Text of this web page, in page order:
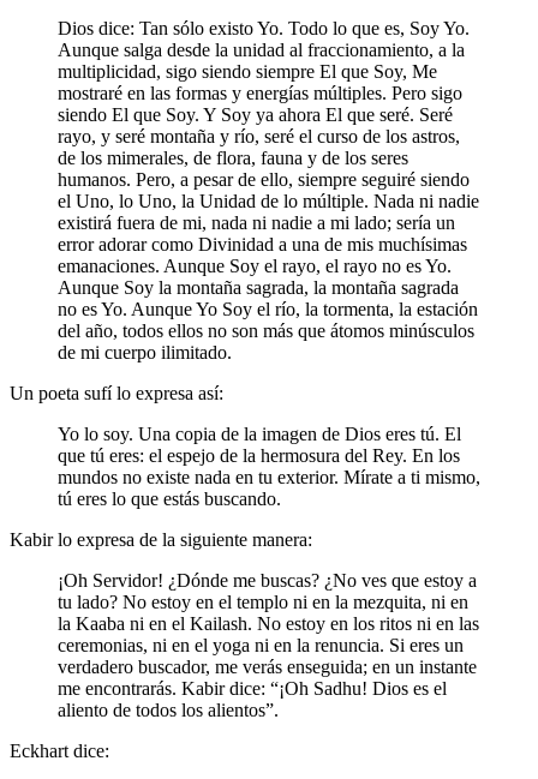
Dios dice: Tan sólo existo Yo. Todo lo que es, Soy Yo.
Aunque salga desde la unidad al fraccionamiento, a la
multiplicidad, sigo siendo siempre El que Soy, Me
mostraré en las formas y energías múltiples. Pero sigo
siendo El que Soy. Y Soy ya ahora El que seré. Seré
rayo, y seré montaña y río, seré el curso de los astros,
de los mimerales, de flora, fauna y de los seres
humanos. Pero, a pesar de ello, siempre seguiré siendo
el Uno, lo Uno, la Unidad de lo múltiple. Nada ni nadie
existirá fuera de mi, nada ni nadie a mi lado; sería un
error adorar como Divinidad a una de mis muchísimas
emanaciones. Aunque Soy el rayo, el rayo no es Yo.
Aunque Soy la montaña sagrada, la montaña sagrada
no es Yo. Aunque Yo Soy el río, la tormenta, la estación
del año, todos ellos no son más que átomos minúsculos
de mi cuerpo ilimitado.
Un poeta sufí lo expresa así:
Yo lo soy. Una copia de la imagen de Dios eres tú. El
que tú eres: el espejo de la hermosura del Rey. En los
mundos no existe nada en tu exterior. Mírate a ti mismo,
tú eres lo que estás buscando.
Kabir lo expresa de la siguiente manera:
¡Oh Servidor! ¿Dónde me buscas? ¿No ves que estoy a
tu lado? No estoy en el templo ni en la mezquita, ni en
la Kaaba ni en el Kailash. No estoy en los ritos ni en las
ceremonias, ni en el yoga ni en la renuncia. Si eres un
verdadero buscador, me verás enseguida; en un instante
me encontrarás. Kabir dice: “¡Oh Sadhu! Dios es el
aliento de todos los alientos”.
Eckhart dice: